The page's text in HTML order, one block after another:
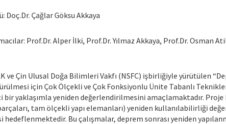
Doç.Dr. Çağlar Göksu Akkaya
Prof.Dr. Alper İlki, Prof.Dr. Yılmaz Akkaya, Prof.Dr. Osman
ve Çin Ulusal Doğa Bilimleri Vakfı (NSFC) işbirliğiyle yürütülen
için Çok Ölçekli ve Çok Fonksiyonlu Ünite Tabanlı
bir yaklaşımla yeniden değerlendirilmesini amaçlamaktadır. Proje
tam ölçekli yapı elemanları) yeniden kullanılabilirliği
hedeflenmektedir. Bu çalışmalar, deprem sonrası yeniden